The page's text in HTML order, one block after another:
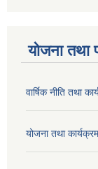
योजना तथा
वार्षिक नीति तथा
योजना तथा